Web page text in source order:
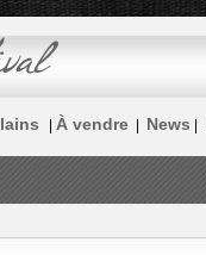
À vendre| News